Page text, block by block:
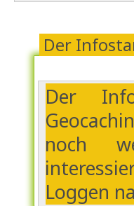
Der
Der
noch
Loggen